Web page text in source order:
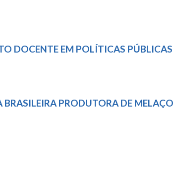
DOCENTE EM POLÍTICAS PÚBLICAS
PRODUTORA DE